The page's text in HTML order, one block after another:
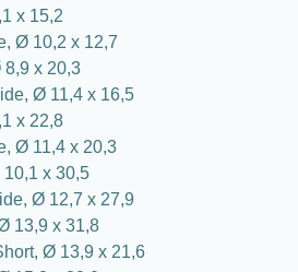
x 15,2
Ø 10,2 x 12,7
8,9 x 20,3
Ø 11,4 x 16,5
x 22,8
Ø 11,4 x 20,3
x 30,5
Ø 12,7 x 27,9
13,9 x 31,8
Ø 13,9 x 21,6